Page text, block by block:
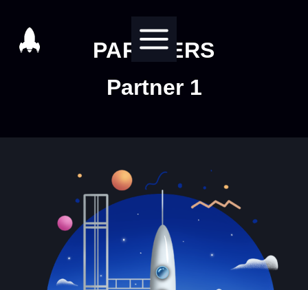
contenuto
PARTNERS
Partner 1